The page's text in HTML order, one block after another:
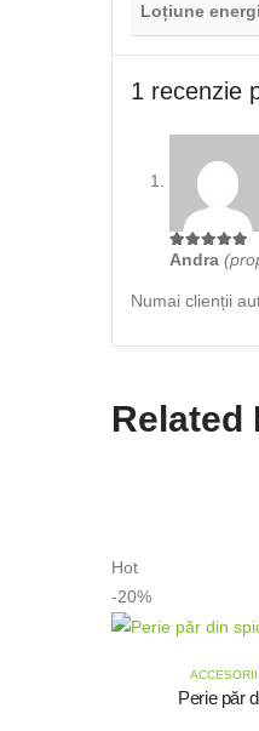
Loțiune
1 recenzie
5 din 5
Andra
Numai clienții
Related
Hot
-20%
Perie păr